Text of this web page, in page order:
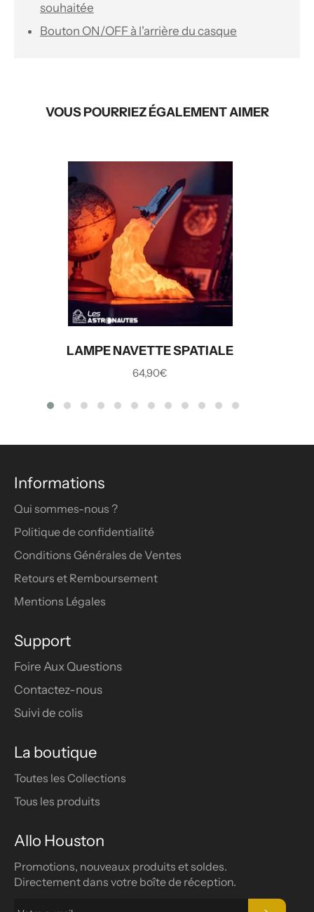
souhaitée
Bouton ON/OFF à l'arrière du casque
VOUS POURRIEZ ÉGALEMENT AIMER
LAMPE NAVETTE SPATIALE
Prix
64,90€
Informations
Qui sommes-nous ?
Politique de confidentialité
Conditions Générales de Ventes
Retours et Remboursement
Mentions Légales
Support
Foire Aux Questions
Contactez-nous
Suivi de colis
La boutique
Toutes les Collections
Tous les produits
Allo Houston
Promotions, nouveaux produits et soldes.
Directement dans votre boîte de réception.